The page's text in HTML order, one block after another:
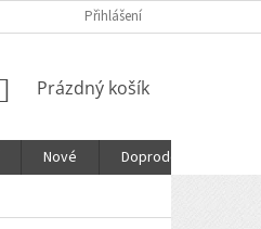
Přihlášení
NÁKUPNÍ
Prázdný košík
Nové Doprodej